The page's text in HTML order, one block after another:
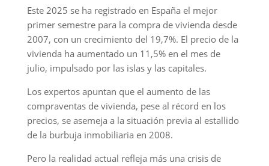
Este 2025 se ha registrado en España el mejor
primer semestre para la compra de vivienda desde
2007, con un crecimiento del 19,7%. El precio de la
vivienda ha aumentado un 11,5% en el mes de
julio, impulsado por las islas y las capitales.
Los expertos apuntan que el aumento de las
compraventas de vivienda, pese al récord en los
precios, se asemeja a la situación previa al estallido
de la burbuja inmobiliaria en 2008.
Pero la realidad actual refleja más una crisis de